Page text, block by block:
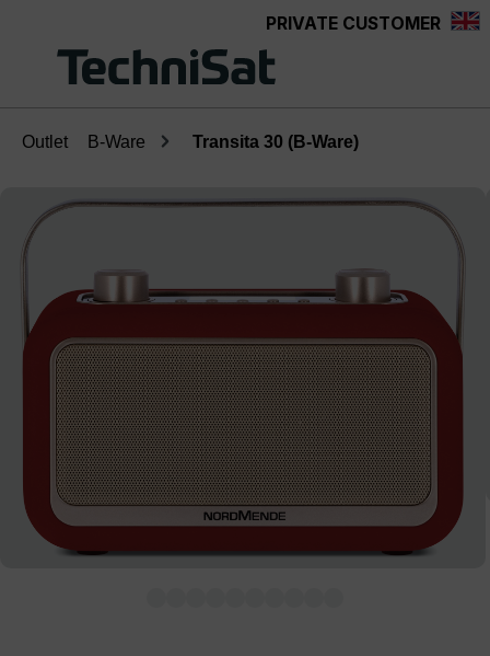
PRIVATE CUSTOMER
Outlet B-Ware Transita 30 (B-Ware)
Skip image gallery